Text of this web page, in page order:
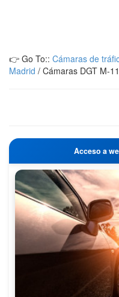
👉 Go To:: Cámaras de
Madrid / Cámaras DGT M-
Acceso a